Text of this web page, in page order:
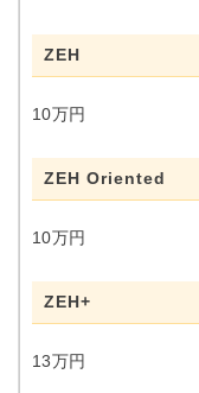
ZEH
10万円
ZEH Oriented
10万円
ZEH+
13万円